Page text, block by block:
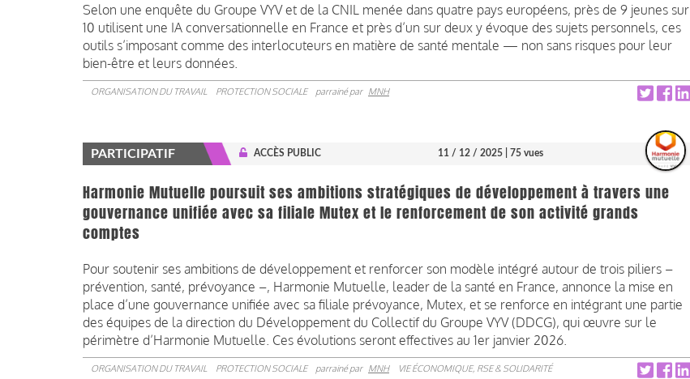
Selon une enquête du Groupe VYV et de la CNIL menée dans quatre pays européens, près de 9 jeunes sur
10 utilisent une IA conversationnelle en France et près d’un sur deux y évoque des sujets personnels, ces
outils s’imposant comme des interlocuteurs en matière de santé mentale — non sans risques pour leur
bien-être et leurs données.
ORGANISATION DU TRAVAIL PROTECTION SOCIALE parrainé par MNH
PARTICIPATIF ACCÈS PUBLIC 11 / 12 / 2025 | 75 vues
Harmonie Mutuelle poursuit ses ambitions stratégiques de développement à travers une
gouvernance unifiée avec sa filiale Mutex et le renforcement de son activité grands
comptes
Pour soutenir ses ambitions de développement et renforcer son modèle intégré autour de trois piliers –
prévention, santé, prévoyance –, Harmonie Mutuelle, leader de la santé en France, annonce la mise en
place d’une gouvernance unifiée avec sa filiale prévoyance, Mutex, et se renforce en intégrant une partie
des équipes de la direction du Développement du Collectif du Groupe VYV (DDCG), qui œuvre sur le
périmètre d’Harmonie Mutuelle. Ces évolutions seront effectives au 1er janvier 2026.
ORGANISATION DU TRAVAIL PROTECTION SOCIALE parrainé par MNH VIE ÉCONOMIQUE, RSE & SOLIDARITÉ